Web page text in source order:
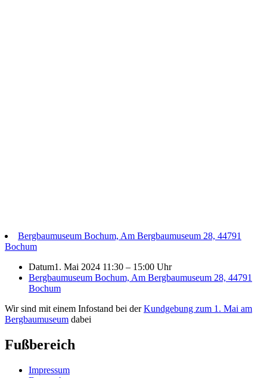
Bergbaumuseum Bochum, Am Bergbaumuseum 28, 44791
Bochum
Datum1. Mai 2024 11:30 – 15:00 Uhr
Bergbaumuseum Bochum, Am Bergbaumuseum 28, 44791
Bochum
Wir sind mit einem Infostand bei derKundgebung zum 1. Mai am
Bergbaumuseum dabei
Fußbereich
Impressum